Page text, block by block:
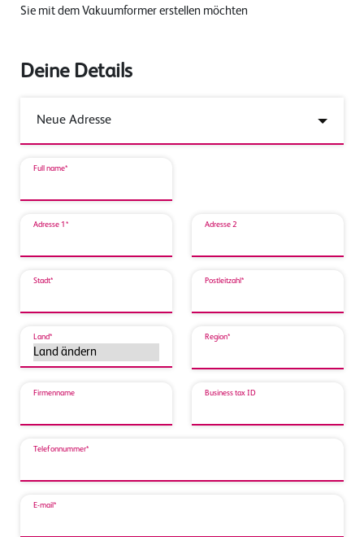
Sie mit dem Vakuumformer erstellen möchten
Deine Details
Full name*
Adresse 1* Adresse 2
Stadt* Postleitzahl*
Land* Region*
Firmenname Business tax ID
Telefonnummer*
E-mail*